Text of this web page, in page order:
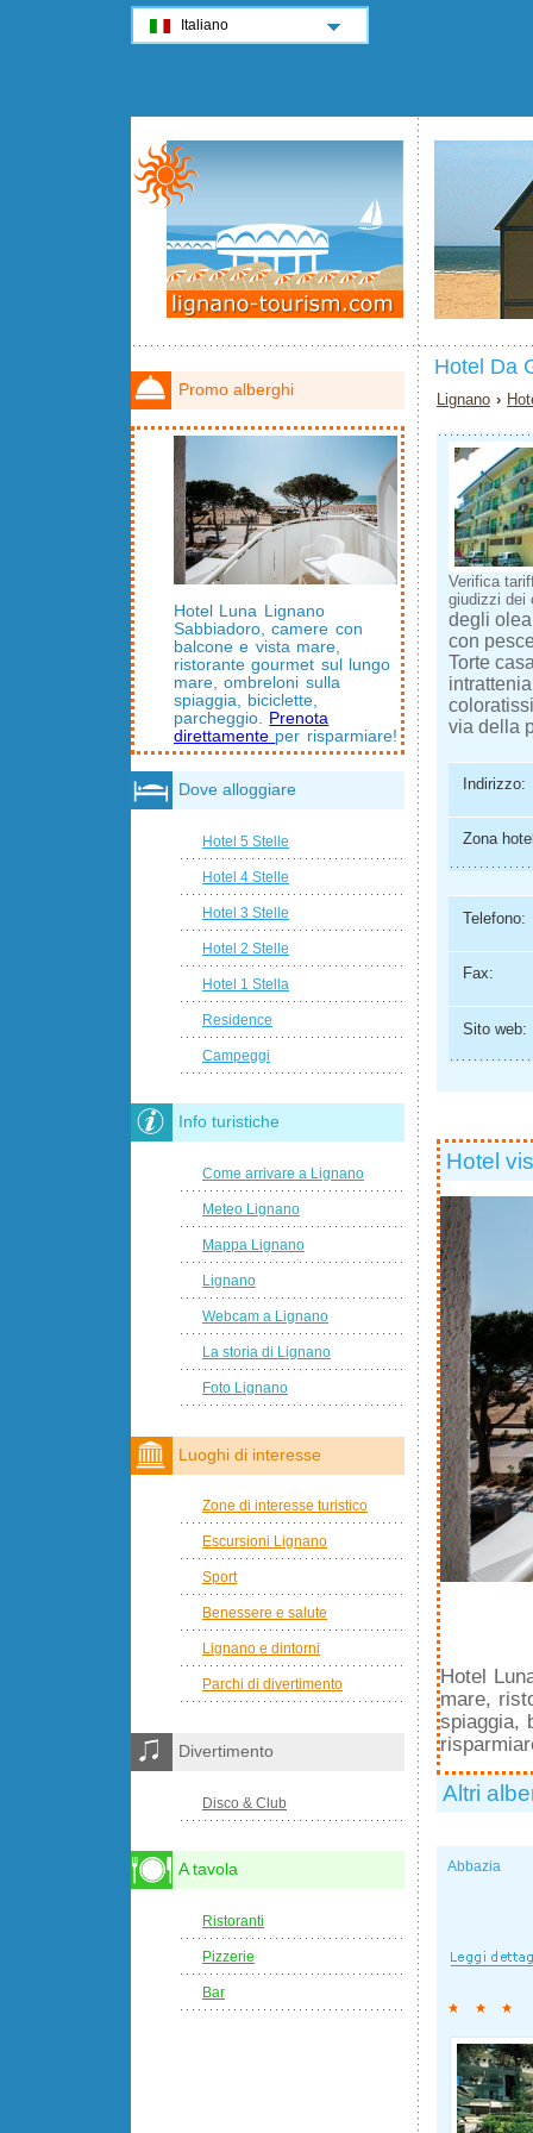
Hotel Da
Lignano ›
Verifica
giudizzi dei
degli
con
Torte
via della
Indirizzo:
Zona
Telefono:
Fax:
Sito web:
Hotel
Hotel
mare,
spiaggia,
Altri
Abbazia
Promo alberghi
Hotel Luna Lignano
Sabbiadoro, camere con
balcone e vista mare,
ristorante gourmet sul lungo
mare, ombreloni sulla
spiaggia, biciclette,
parcheggio. Prenota
direttamente per risparmiare!
Dove alloggiare
Hotel 5 Stelle
Hotel 4 Stelle
Hotel 3 Stelle
Hotel 2 Stelle
Hotel 1 Stella
Residence
Campeggi
Info turistiche
Come arrivare a Lignano
Meteo Lignano
Mappa Lignano
Lignano
Webcam a Lignano
La storia di Lignano
Foto Lignano
Luoghi di interesse
Zone di interesse turistico
Escursioni Lignano
Sport
Benessere e salute
Lignano e dintorni
Parchi di divertimento
Divertimento
Disco & Club
A tavola
Ristoranti
Pizzerie
Bar
Italiano